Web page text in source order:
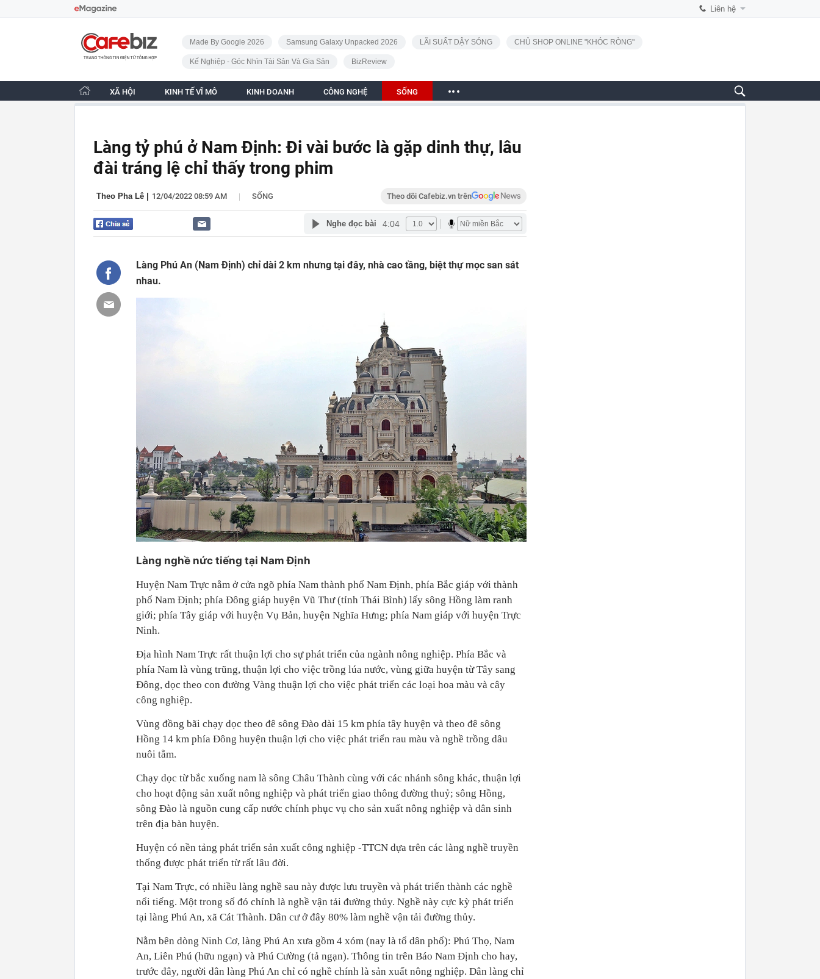
Liên hệ
CafeBiz - Trang chủ
Made By Google 2026 Samsung Galaxy Unpacked 2026 LÃI SUẤT DẬY SÓNG CHỦ SHOP ONLINE "KHÓC RÒNG"
Kế Nghiệp - Góc Nhìn Tài Sản Và Gia Sản BizReview
XÃ HỘI KINH TẾ VĨ MÔ KINH DOANH CÔNG NGHỆ SỐNG
Làng tỷ phú ở Nam Định: Đi vài bước là gặp dinh thự, lâu
đài tráng lệ chỉ thấy trong phim
Theo Pha Lê 12/04/2022 08:59 AM | SỐNG Theo dõi Cafebiz.vn trên
Nghe đọc bài 4:04
Làng Phú An (Nam Định) chỉ dài 2 km nhưng tại đây, nhà cao tầng, biệt thự mọc san sát
nhau.
Làng nghề nức tiếng tại Nam Định
Huyện Nam Trực nằm ở cửa ngõ phía Nam thành phố Nam Định, phía Bắc giáp với thành
phố Nam Định; phía Đông giáp huyện Vũ Thư (tỉnh Thái Bình) lấy sông Hồng làm ranh
giới; phía Tây giáp với huyện Vụ Bản, huyện Nghĩa Hưng; phía Nam giáp với huyện Trực
Ninh.
Địa hình Nam Trực rất thuận lợi cho sự phát triển của ngành nông nghiệp. Phía Bắc và
phía Nam là vùng trũng, thuận lợi cho việc trồng lúa nước, vùng giữa huyện từ Tây sang
Đông, dọc theo con đường Vàng thuận lợi cho việc phát triển các loại hoa màu và cây
công nghiệp.
Vùng đồng bãi chạy dọc theo đê sông Đào dài 15 km phía tây huyện và theo đê sông
Hồng 14 km phía Đông huyện thuận lợi cho việc phát triển rau màu và nghề trồng dâu
nuôi tằm.
Chạy dọc từ bắc xuống nam là sông Châu Thành cùng với các nhánh sông khác, thuận lợi
cho hoạt động sản xuất nông nghiệp và phát triển giao thông đường thuỷ; sông Hồng,
sông Đào là nguồn cung cấp nước chính phục vụ cho sản xuất nông nghiệp và dân sinh
trên địa bàn huyện.
Huyện có nền tảng phát triển sản xuất công nghiệp -TTCN dựa trên các làng nghề truyền
thống được phát triển từ rất lâu đời.
Tại Nam Trực, có nhiều làng nghề sau này được lưu truyền và phát triển thành các nghề
nổi tiếng. Một trong số đó chính là nghề vận tải đường thủy. Nghề này cực kỳ phát triển
tại làng Phú An, xã Cát Thành. Dân cư ở đây 80% làm nghề vận tải đường thủy.
Nằm bên dòng Ninh Cơ, làng Phú An xưa gồm 4 xóm (nay là tổ dân phố): Phú Thọ, Nam
An, Liên Phú (hữu ngạn) và Phú Cường (tả ngạn). Thông tin trên Báo Nam Định cho hay,
trước đây, người dân làng Phú An chỉ có nghề chính là sản xuất nông nghiệp. Dân làng chỉ